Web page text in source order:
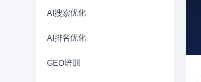
AI搜索优化
AI排名优化
GEO培训